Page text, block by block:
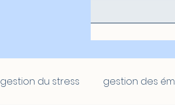
gestion du stress gestion des